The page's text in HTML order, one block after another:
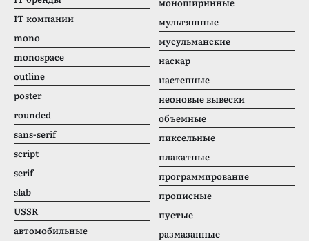
IT компании
mono
monospace
outline
poster
rounded
sans-serif
script
serif
slab
USSR
автомобильные
мультяшные
мусульманские
наскар
настенные
неоновые вывески
объемные
пиксельные
плакатные
программирование
прописные
пустые
размазанные